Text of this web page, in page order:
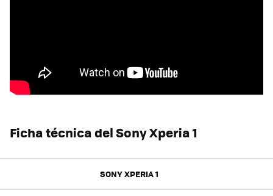
Ficha técnica del Sony Xperia 1
SONY XPERIA 1